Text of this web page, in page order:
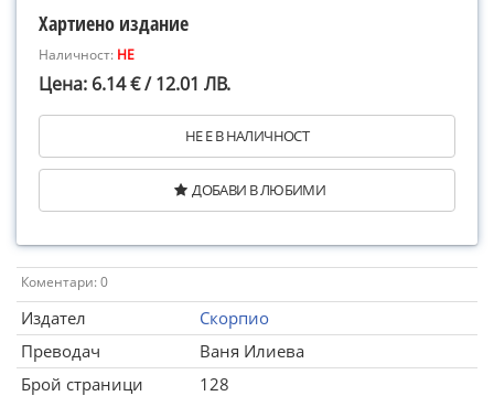
Хартиено издание
Наличност: НЕ
Цена: 6.14 € / 12.01 ЛВ.
НЕ Е В НАЛИЧНОСТ
ДОБАВИ В ЛЮБИМИ
Коментари: 0
Издател
Скорпио
Преводач
Ваня Илиева
Брой страници
128